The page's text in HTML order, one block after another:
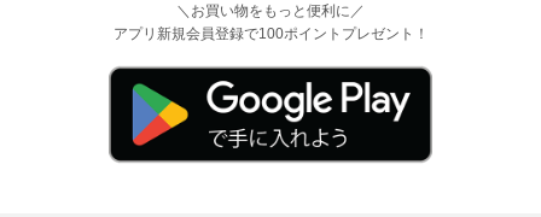
＼お買い物をもっと便利に／
アプリ新規会員登録で100ポイントプレゼント！